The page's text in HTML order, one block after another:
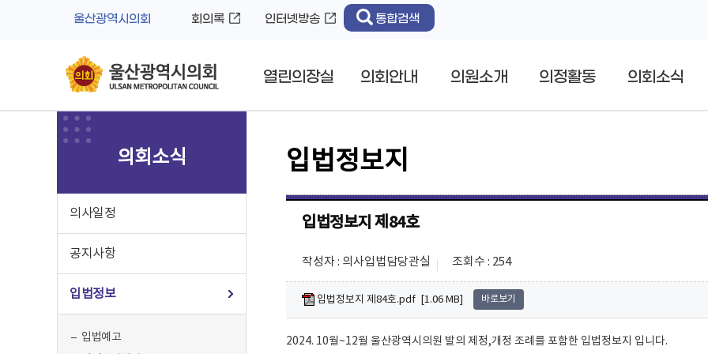
울산광역시의회 회의록 인터넷방송 통합검색
열린의장실 의회안내 의원소개 의정활동 의회소식
의회소식
의사일정
공지사항
입법정보
입법예고
입법정보지
입법정보지 제84호
작성자 : 의사입법담당관실 조회수 : 254
입법정보지 제84호.pdf [1.06 MB] 바로보기
2024. 10월~12월 울산광역시의원 발의 제정,개정 조례를 포함한 입법정보지 입니다.